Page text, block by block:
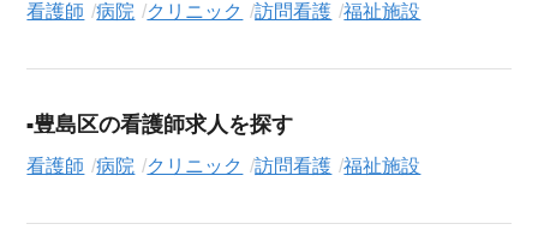
ービス（無料）にお申し込みください。
看護師 病院 クリニック 訪問看護 福祉施設
豊島区の看護師求人を探す
看護師 病院 クリニック 訪問看護 福祉施設